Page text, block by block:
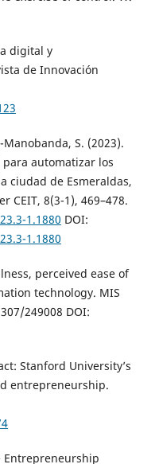
digital y
de Innovación
S. (2023).
automatizar los
ciudad de Esmeraldas,
CEIT, 8(3-1), 469–478.
1.1880 DOI:
1.1880
perceived ease of
technology. MIS
249008 DOI:
Stanford University’s
entrepreneurship.
Entrepreneurship